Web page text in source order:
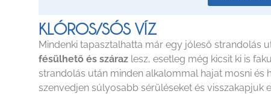
KLÓROS/SÓS VÍZ
Mindenki tapasztalhatta már egy jóleső strandolás
fésülhető és száraz lesz, esetleg még kicsit ki is
strandolás után minden alkalommal hajat mosni és
szenvedjen súlyosabb sérüléseket és visszakapjuk